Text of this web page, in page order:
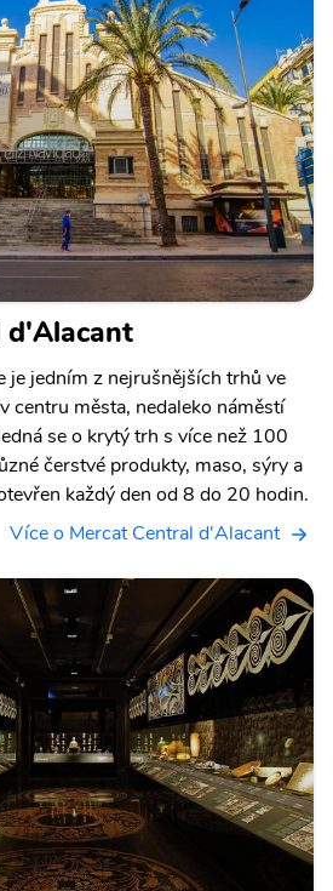
d'Alacant
je jedním z nejrušnějších trhů ve
centru města, nedaleko náměstí
se o krytý trh s více než 100
čerstvé produkty, maso, sýry a
každý den od 8 do 20 hodin.
Více o Mercat Central d'Alacant